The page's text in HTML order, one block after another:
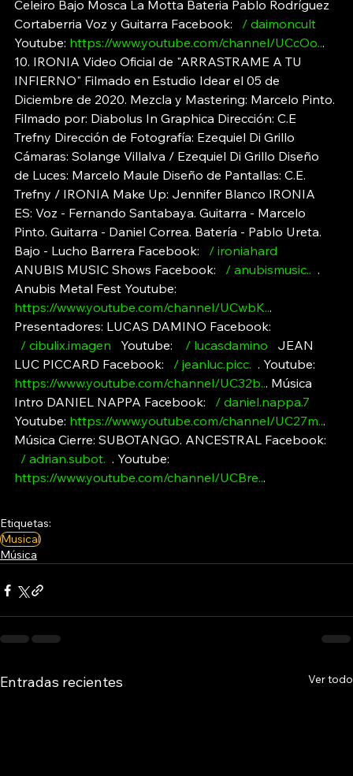
Celeiro Bajo Mosca La Motta Bateria Pablo Rodríguez
Cortaberria Voz y Guitarra Facebook:
/ daimoncult
Youtube: https://www.youtube.com/channel/UCcOo...
10. IRONIA Video Oficial de "ARRASTRAME A TU
INFIERNO" Filmado en Estudio Idear el 05 de
Diciembre de 2020. Mezcla y Mastering: Marcelo Pinto.
Filmado por: Diabolus In Graphica Dirección: C.E
Trefny Dirección de Fotografía: Ezequiel Di Grillo
Cámaras: Solange Villalva / Ezequiel Di Grillo Diseño
de Luces: Marcelo Maule Diseño de Pantallas: C.E.
Trefny / IRONIA Make Up: Jennifer Blanco IRONIA
ES: Voz - Fernando Santabaya. Guitarra - Marcelo
Pinto. Guitarra - Daniel Correa. Batería - Pablo Ureta.
Bajo - Lucho Barrera Facebook:
/ ironiahard
ANUBIS MUSIC Shows Facebook:
/ anubismusic.. .
Anubis Metal Fest Youtube:
https://www.youtube.com/channel/UCwbK...
Presentadores: LUCAS DAMINO Facebook:
/ cibulix.imagen
Youtube: / lucasdamino
JEAN
LUC PICCARD Facebook:
/ jeanluc.picc. . Youtube:
https://www.youtube.com/channel/UC32b... Música
Intro DANIEL NAPPA Facebook:
/ daniel.nappa.7
Youtube: https://www.youtube.com/channel/UC27m...
Música Cierre: SUBOTANGO. ANCESTRAL Facebook:
/ adrian.subot. . Youtube:
https://www.youtube.com/channel/UCBre...
Etiquetas:
Musical
Música
Entradas recientes Ver todo